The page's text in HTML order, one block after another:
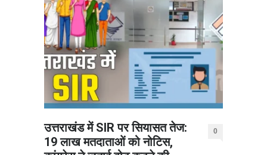
उत्तराखंड में SIR पर सियासत तेज:
19 लाख मतदाताओं को नोटिस,
0